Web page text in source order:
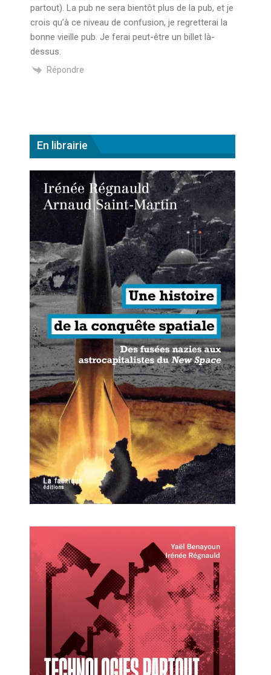
partout). La pub ne sera bientôt plus de la pub, et je
crois qu’à ce niveau de confusion, je regretterai la
bonne vieille pub. Je ferai peut-être un billet là-
dessus.
Répondre
En librairie